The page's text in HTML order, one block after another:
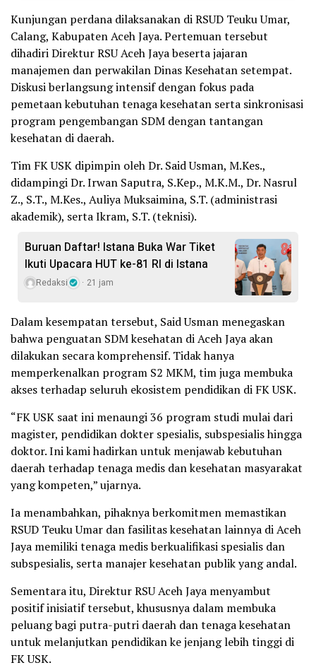
Kunjungan perdana dilaksanakan di RSUD Teuku Umar,
Calang, Kabupaten Aceh Jaya. Pertemuan tersebut
dihadiri Direktur RSU Aceh Jaya beserta jajaran
manajemen dan perwakilan Dinas Kesehatan setempat.
Diskusi berlangsung intensif dengan fokus pada
pemetaan kebutuhan tenaga kesehatan serta sinkronisasi
program pengembangan SDM dengan tantangan
kesehatan di daerah.
Tim FK USK dipimpin oleh Dr. Said Usman, M.Kes.,
didampingi Dr. Irwan Saputra, S.Kep., M.K.M., Dr. Nasrul
Z., S.T., M.Kes., Auliya Muksaimina, S.T. (administrasi
akademik), serta Ikram, S.T. (teknisi).
Buruan Daftar! Istana Buka War Tiket
Ikuti Upacara HUT ke-81 RI di Istana
Redaksi 21 jam
Dalam kesempatan tersebut, Said Usman menegaskan
bahwa penguatan SDM kesehatan di Aceh Jaya akan
dilakukan secara komprehensif. Tidak hanya
memperkenalkan program S2 MKM, tim juga membuka
akses terhadap seluruh ekosistem pendidikan di FK USK.
“FK USK saat ini menaungi 36 program studi mulai dari
magister, pendidikan dokter spesialis, subspesialis hingga
doktor. Ini kami hadirkan untuk menjawab kebutuhan
daerah terhadap tenaga medis dan kesehatan masyarakat
yang kompeten,” ujarnya.
Ia menambahkan, pihaknya berkomitmen memastikan
RSUD Teuku Umar dan fasilitas kesehatan lainnya di Aceh
Jaya memiliki tenaga medis berkualifikasi spesialis dan
subspesialis, serta manajer kesehatan publik yang andal.
Sementara itu, Direktur RSU Aceh Jaya menyambut
positif inisiatif tersebut, khususnya dalam membuka
peluang bagi putra-putri daerah dan tenaga kesehatan
untuk melanjutkan pendidikan ke jenjang lebih tinggi di
FK USK.